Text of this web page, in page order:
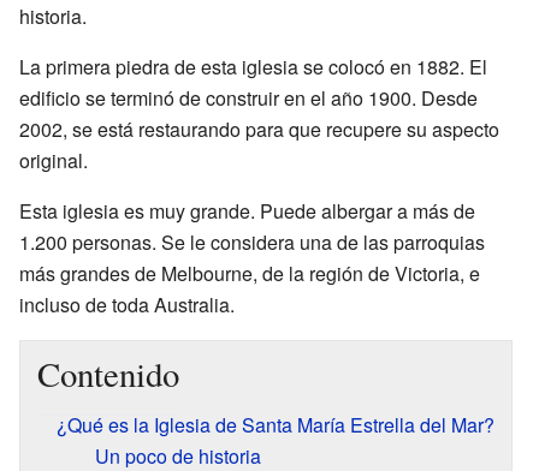
historia.
La primera piedra de esta iglesia se colocó en 1882. El
edificio se terminó de construir en el año 1900. Desde
2002, se está restaurando para que recupere su aspecto
original.
Esta iglesia es muy grande. Puede albergar a más de
1.200 personas. Se le considera una de las parroquias
más grandes de Melbourne, de la región de Victoria, e
incluso de toda Australia.
Contenido
¿Qué es la Iglesia de Santa María Estrella del Mar?
Un poco de historia